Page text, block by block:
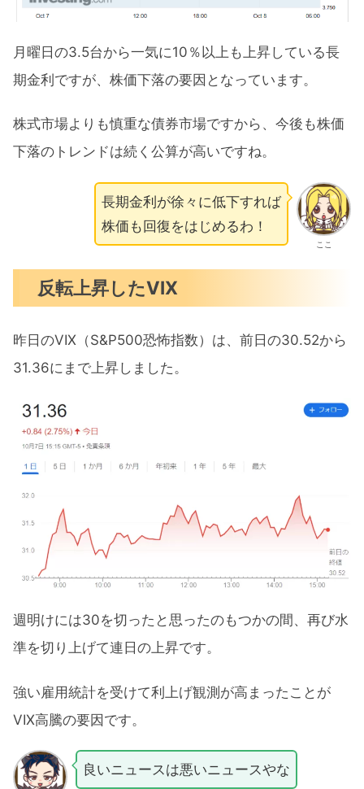
月曜日の3.5台から一気に10％以上も上昇している長
期金利ですが、株価下落の要因となっています。
株式市場よりも慎重な債券市場ですから、今後も株価
下落のトレンドは続く公算が高いですね。
ここ
長期金利が徐々に低下すれば
株価も回復をはじめるわ！
反転上昇したVIX
昨日のVIX（S&P500恐怖指数）は、前日の30.52から
31.36にまで上昇しました。
週明けには30を切ったと思ったのもつかの間、再び水
準を切り上げて連日の上昇です。
強い雇用統計を受けて利上げ観測が高まったことが
VIX高騰の要因です。
良いニュースは悪いニュースやな